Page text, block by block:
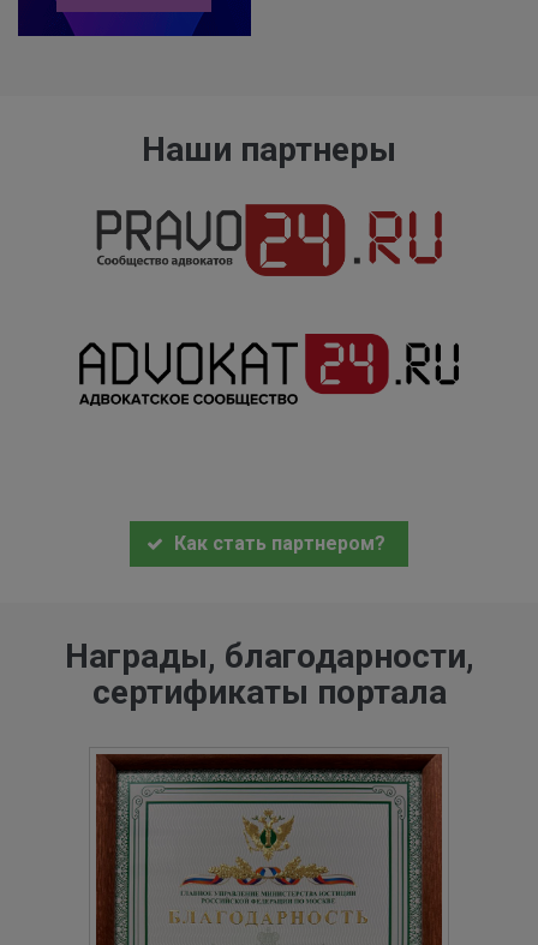
Наши партнеры
Как стать партнером?
Награды, благодарности,
сертификаты портала